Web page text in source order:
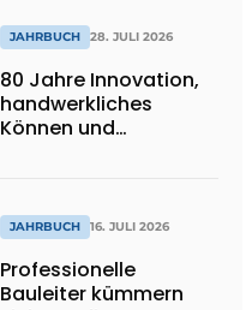
JAHRBUCH 28. JULI 2026
80 Jahre Innovation,
handwerkliches
Können und
JAHRBUCH 16. JULI 2026
Professionelle
Bauleiter kümmern